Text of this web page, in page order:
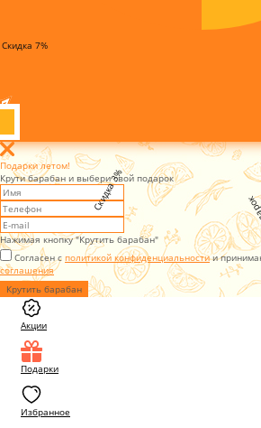
Скидка 3%
Скидка 7%
Подарки летом!
Крути барабан и выбери свой подарок
Нажимая кнопку "Крутить барабан"
Согласен с политикой конфиденциальностии
соглашения
Крутить барабан
Акции
Подарки
Избранное